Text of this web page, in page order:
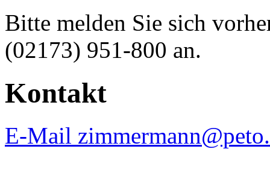
Bitte melden Sie sich
(02173) 951-800 an.
Kontakt
E-Mail